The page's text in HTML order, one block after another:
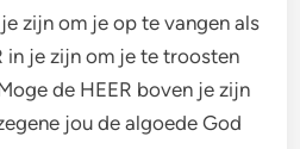
zijn om je op te vangen als
in je zijn om je te troosten
de HEER boven je zijn
jou de algoede God